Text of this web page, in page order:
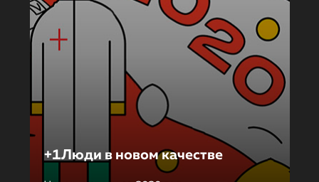
+1Люди в новом качестве